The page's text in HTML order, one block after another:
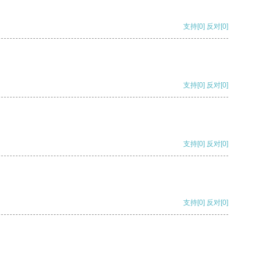
支持[0] 反对[0]
支持[0] 反对[0]
支持[0] 反对[0]
支持[0] 反对[0]